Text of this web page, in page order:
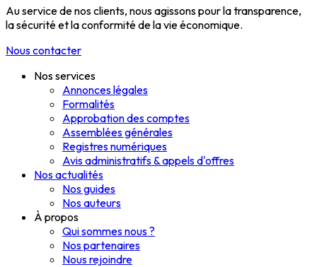
Au service de nos clients, nous agissons pour la transparence,
la sécurité et la conformité de la vie économique.
Nous contacter
Nos services
Annonces légales
Formalités
Approbation des comptes
Assemblées générales
Registres numériques
Avis administratifs & appels d'offres
Nos actualités
Nos guides
Nos auteurs
À propos
Qui sommes nous ?
Nos partenaires
Nous rejoindre